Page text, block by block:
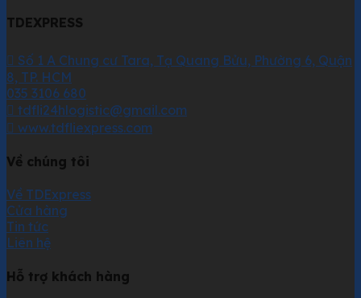
TDEXPRESS
Số 1 A Chung cư Tara, Tạ Quang Bửu, Phường 6, Quận
8, TP. HCM
035 3106 680
tdfli24hlogistic@gmail.com
www.tdfliexpress.com
Về chúng tôi
Về TDExpress
Cửa hàng
Tin tức
Liên hệ
Hỗ trợ khách hàng